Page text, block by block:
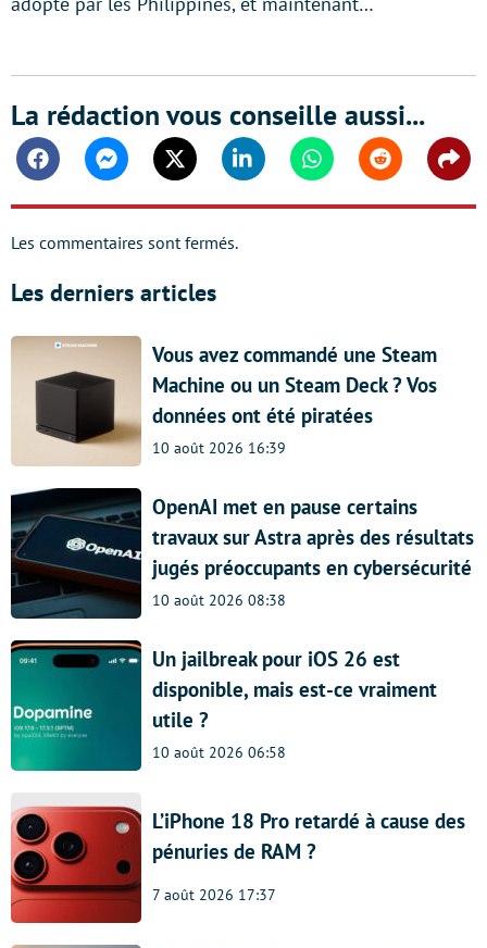
La rédaction vous conseille aussi...
FacebookMessengerTwitter Linkedin WhatsappReddit
Les commentaires sont fermés.
Les derniers articles
Vous avez commandé une Steam
Machine ou un Steam Deck ? Vos
données ont été piratées
10 août 2026 16:39
OpenAI met en pause certains
travaux sur Astra après des résultats
jugés préoccupants en cybersécurité
10 août 2026 08:38
Un jailbreak pour iOS 26 est
disponible, mais est-ce vraiment
utile ?
10 août 2026 06:58
L’iPhone 18 Pro retardé à cause des
pénuries de RAM ?
7 août 2026 17:37